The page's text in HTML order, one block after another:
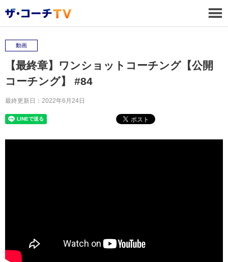
動画
【最終章】ワンショットコーチング【公開
コーチング】 #84
最終更新日：2022年6月24日